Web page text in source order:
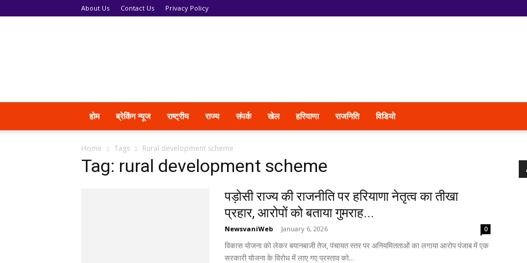
About Us Contact Us Privacy Policy
होम ब्रेकिंग न्यूज राष्ट्रीय राज्य संपर्क खेल हरियाणा राजनिति विडियो
Home Tags Rural development scheme
Tag: rural development scheme
पड़ोसी राज्य की राजनीति पर हरियाणा नेतृत्व का तीखा
प्रहार, आरोपों को बताया गुमराह...
NewsvaniWeb - January 6, 2026 0
विकास योजना को लेकर बयानबाजी तेज, पंचायत स्तर पर अनियमितताओं का लगाया आरोप पंजाब में एक
सरकारी योजना के विरोध में लाए गए प्रस्ताव को...